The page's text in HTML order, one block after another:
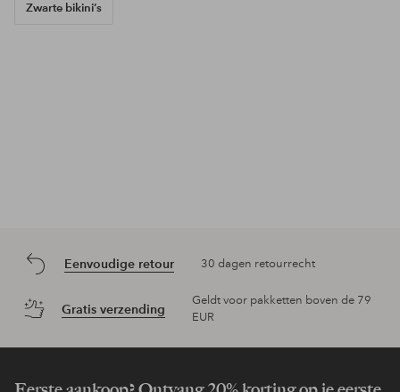
Zwarte bikini’s
Eenvoudige retour 30 dagen retourrecht
Gratis verzending
Geldt voor pakketten boven de 79
EUR